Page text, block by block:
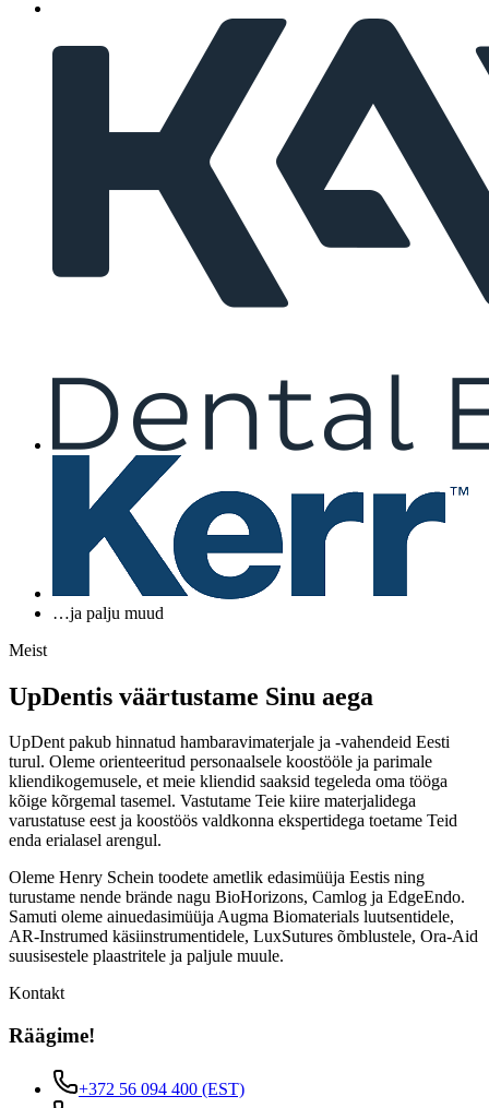
…ja palju muud
Meist
UpDentis väärtustame Sinu aega
UpDent pakub hinnatud hambaravimaterjale ja -vahendeid Eesti
turul. Oleme orienteeritud personaalsele koostööle ja parimale
kliendikogemusele, et meie kliendid saaksid tegeleda oma tööga
kõige kõrgemal tasemel. Vastutame Teie kiire materjalidega
varustatuse eest ja koostöös valdkonna ekspertidega toetame Teid
enda erialasel arengul.
Oleme Henry Schein toodete ametlik edasimüüja Eestis ning
turustame nende brände nagu BioHorizons, Camlog ja EdgeEndo.
Samuti oleme ainuedasimüüja Augma Biomaterials luutsentidele,
AR-Instrumed käsiinstrumentidele, LuxSutures õmblustele, Ora-Aid
suusisestele plaastritele ja paljule muule.
Kontakt
Räägime!
+372 56 094 400 (EST)